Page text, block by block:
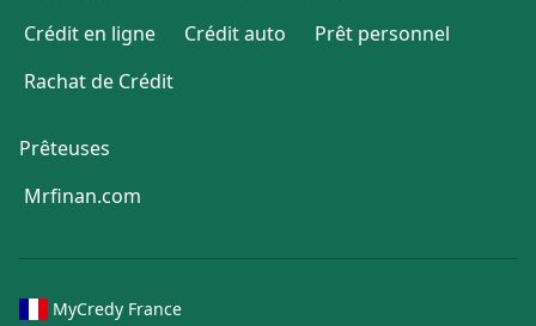
Crédit en ligne
Crédit auto
Prêt personnel
Rachat de Crédit
Prêteuses
Mrfinan.com
MyCredy France